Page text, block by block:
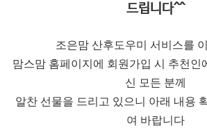
드립니다^^
조은맘 산후도우미 서비스를
맘스맘 홈페이지에 회원가입 시 추천인
신 모든 분께
알찬 선물을 드리고 있으니 아래 내용
여 바랍니다